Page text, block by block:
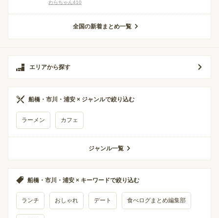
わらちゃん410
全国の新着まとめ一覧
エリアから探す
船橋・市川・浦安 × ジャンルで絞り込む
ラーメン カフェ
ジャンル一覧
船橋・市川・浦安 × キーワードで絞り込む
ランチ おしゃれ デート 食べログまとめ編集部